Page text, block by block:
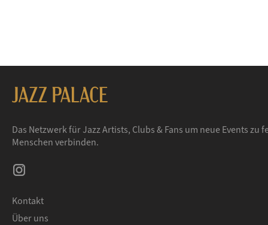
Das Netzwerk für Jazz Artists, Clubs & Fans um neue Events zu
Menschen verbinden.
Kontakt
Über uns